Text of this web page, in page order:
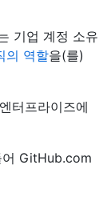
기업 계정 소유
의 역할을(를)
터프라이즈에
어 GitHub.com